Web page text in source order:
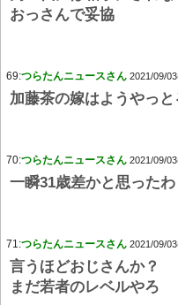
おっさんで妥協
69:つらたんニュースさん 2021/09/
加藤茶の嫁はようやっと
70:つらたんニュースさん 2021/09/
一瞬31歳差かと思ったわ
71:つらたんニュースさん 2021/09/
言うほどおじさんか？
まだ若者のレベルやろ